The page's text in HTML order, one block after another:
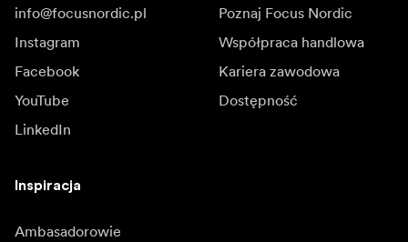
info@focusnordic.pl
Instagram
Facebook
YouTube
LinkedIn
Poznaj Focus Nordic
Współpraca handlowa
Kariera zawodowa
Dostępność
Inspiracja
Ambasadorowie